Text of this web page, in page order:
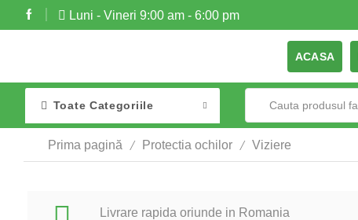
Luni - Vineri 9:00 am - 6:00 pm
ACASA
Toate Categoriile
Prima pagină / Protectia ochilor / Viziere
Livrare rapida oriunde in Romania